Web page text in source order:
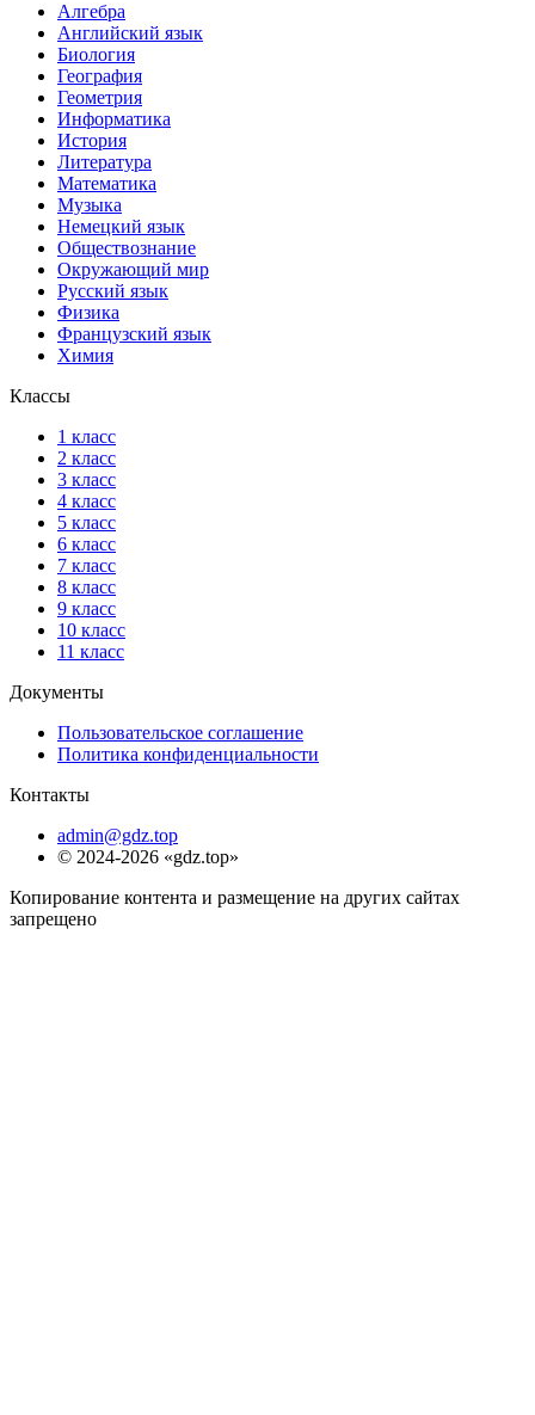
Алгебра
Английский язык
Биология
География
Геометрия
Информатика
История
Литература
Математика
Музыка
Немецкий язык
Обществознание
Окружающий мир
Русский язык
Физика
Французский язык
Химия
Классы
1 класс
2 класс
3 класс
4 класс
5 класс
6 класс
7 класс
8 класс
9 класс
10 класс
11 класс
Документы
Пользовательское соглашение
Политика конфиденциальности
Контакты
admin@gdz.top
© 2024-2026 «gdz.top»
Копирование контента и размещение на других сайтах
запрещено